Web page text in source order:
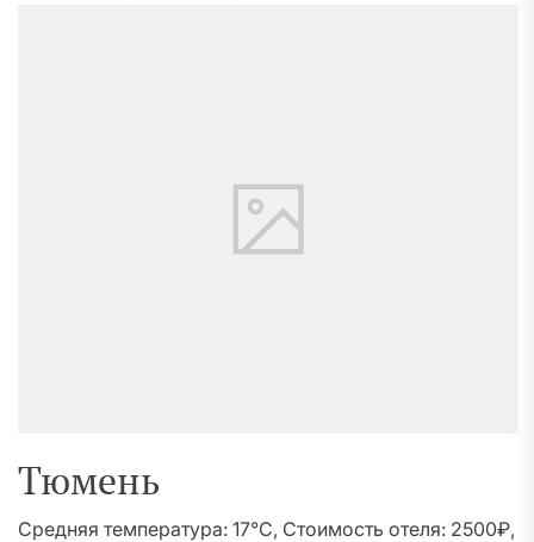
Тюмень
Средняя температура: 17°C, Стоимость отеля: 2500₽,